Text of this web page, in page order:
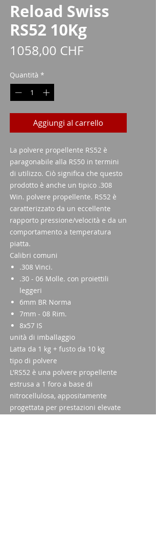
Reload Swiss
RS52 10Kg
1058,00 CHFPrezzo
Quantità *
Aggiungi al carrello
La polvere propellente RS52 è
paragonabile alla RS50 in termini
di utilizzo. Ciò significa che questo
prodotto è anche un tipico .308
Win. polvere propellente. RS52 è
caratterizzato da un eccellente
rapporto pressione/velocità e da un
comportamento a temperatura
piatta.
Calibri comuni
.308 Vinci.
.30 - 06 Molle. con proiettili
leggeri
6mm BR Norma
7mm - 08 Rim.
8x57 IS
unità di imballaggio
Latta da 1 kg + fusto da 10 kg
tipo di polvere
L'RS52 è una polvere propellente
estrusa a 1 foro a base di
nitrocellulosa, appositamente
progettata per prestazioni elevate